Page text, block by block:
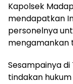
Kapolsek
mendapatkan
personelnya
mengamankan
Sesampainya
tindakan